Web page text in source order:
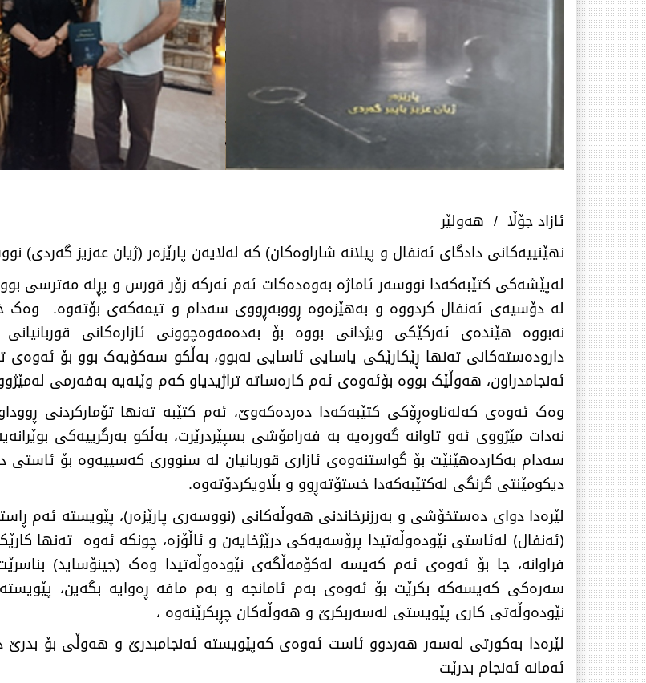
ئازاد جۆڵا / هەولێر
نهێنییەکانی دادگای ئەنفال و پیلانە شاراوەکان) کە لەلایەن پارێزەر (ژیان عەزیز گەردی)
لەپێشەکی کتێبەکەدا نووسەر ئاماژە بەوەدەکات ئەم ئەرکە زۆر قورس و پڕلە مەترسی
لە دۆسیەی ئەنفال کردووە و بەهێزەوە ڕووبەڕووی سەدام و تیمەکەی بۆتەوە. وەک
نەبووە هێندەی ئەرکێکی ویژدانی بووە بۆ بەدەمەوەچوونی ئازارەکانی
ئەنجامدراون، هەوڵێک بووە بۆئەوەی ئەم کارەساتە تراژیدیاو کەم وێنەیە بەفەرمی
وەک ئەوەی کەلەناوەڕۆکی کتێبەکەدا دەردەکەوێ، ئەم کتێبە تەنها تۆمارکردنی
نەدات مێژووی ئەو تاوانە گەورەیە بە فەرامۆشی بسپێردرێرت، بەڵکو بەرگرییەکی
سەدام بەکاردەهێنێت بۆ گواستنەوەی ئازاری قوربانیان لە سنووری کەسییەوە بۆ
دیکومێنتی گرنگی لەکتێبەکەدا خستۆتەڕوو و بڵاویکردۆتەوە.
لێرەدا دوای دەستخۆشی و بەرزنرخاندنی هەوڵەکانی (نووسەری پارێزەر)، پێویستە ئەم
(ئەنفال) لەئاستی نێودەوڵەتیدا پرۆسەیەکی درێژخایەن و ئاڵۆزە، چونکە ئەوە تەنها
فراوانە، جا بۆ ئەوەی ئەم کەیسە لەکۆمەڵگەی نێودەوڵەتیدا وەک (جینۆساید)
سەرەکی کەیسەکە بکرێت بۆ ئەوەی بەم ئامانجە و بەم مافە ڕەوایە بگەین،
نێودەوڵەتی کاری پێویستی لەسەربکرێ و هەوڵەکان چڕبکرێنەوە ،
لێرەدا بەکورتی لەسەر هەردوو ئاست ئەوەی کەپێویستە ئەنجامبدرێ و هەوڵی بۆ بدرێ
ئەمانە ئەنجام بدرێت